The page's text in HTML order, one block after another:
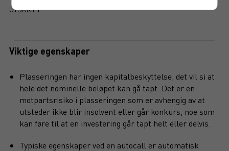
UTSKRIFT
Viktige egenskaper
Plasseringen har ingen kapitalbeskyttelse, det vil si at
hele det nominelle beløpet kan gå tapt. Det er en
motpartsrisiko i plasseringen som er avhengig av at
utsteder ikke blir insolvent eller går konkurs, noe som
kan føre til at en investering går tapt helt eller delvis.
Typiske egenskaper ved en autocall er automatisk